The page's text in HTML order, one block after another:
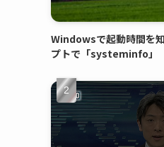
Windowsで起動時間を
プトで「systeminfo」